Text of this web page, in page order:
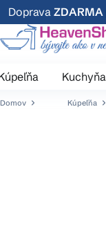
Prejsť
na
obsah
Doprava ZDARMA
Kuchyňa
Domov Kúpeľňa